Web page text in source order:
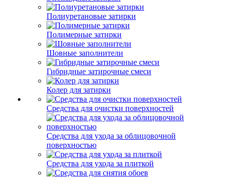
Полиуретановые затирки
Полимерные затирки
Шовные заполнители
Гибридные затирочные смеси
Колер для затирки
Средства для очистки поверхностей
Средства для ухода за облицовочной
поверхностью
Средства для ухода за плиткой